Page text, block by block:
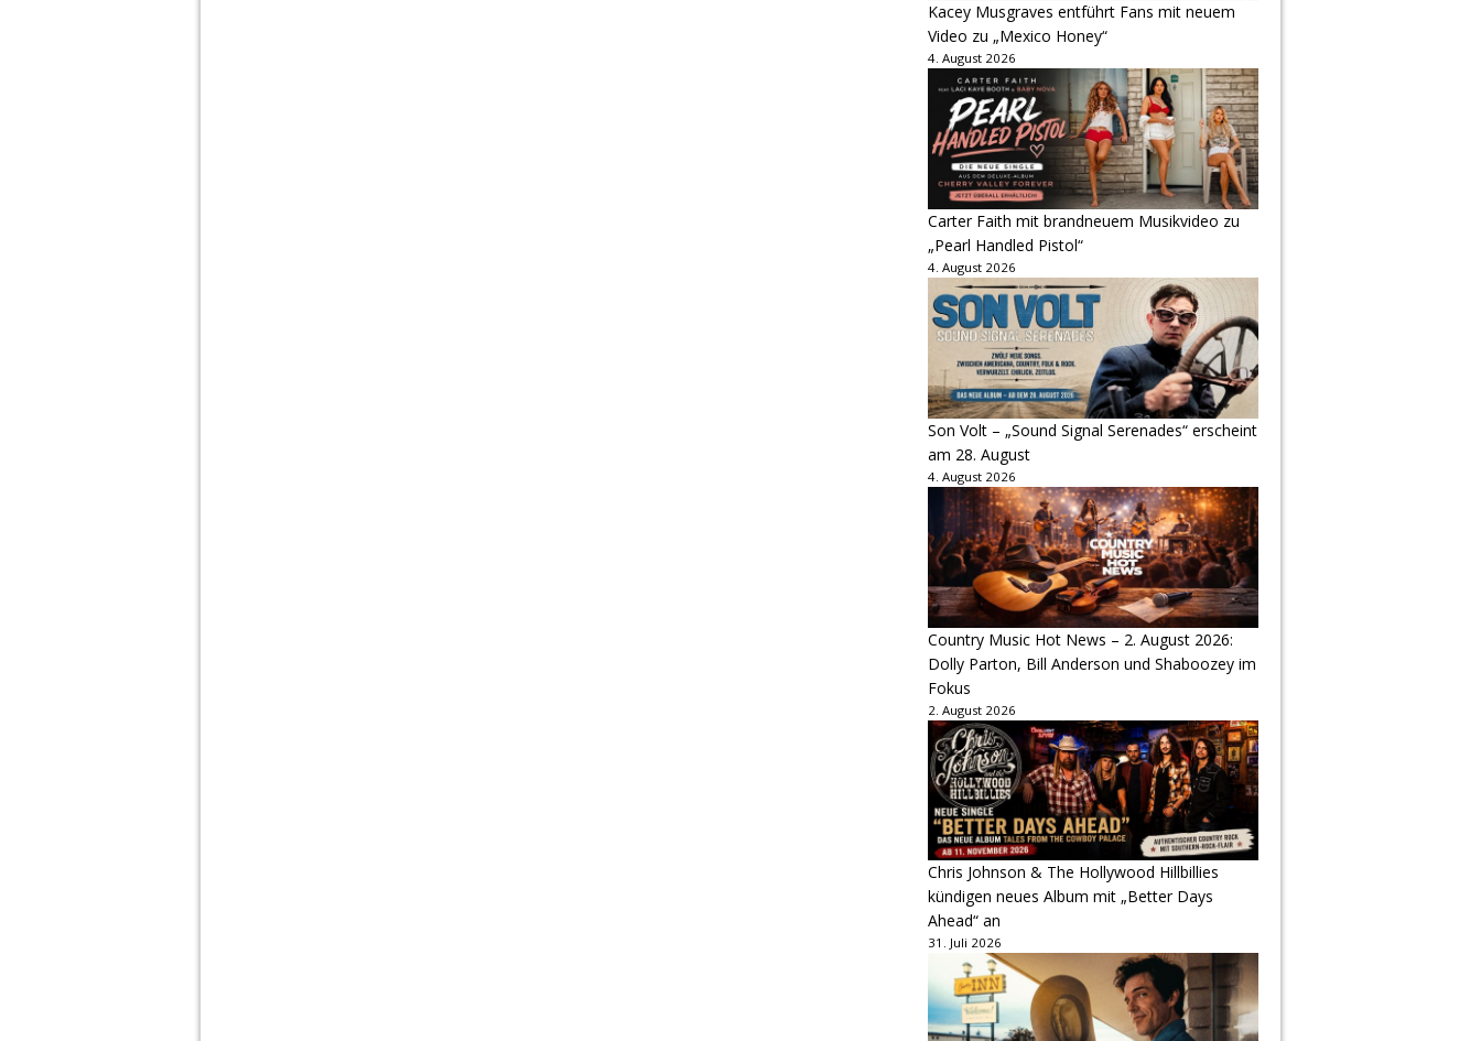
Kacey Musgraves entführt Fans mit neuem
Video zu „Mexico Honey“
4. August 2026
Carter Faith mit brandneuem Musikvideo zu
„Pearl Handled Pistol“
4. August 2026
Son Volt – „Sound Signal Serenades“ erscheint
am 28. August
4. August 2026
Country Music Hot News – 2. August 2026:
Dolly Parton, Bill Anderson und Shaboozey im
Fokus
2. August 2026
Chris Johnson & The Hollywood Hillbillies
kündigen neues Album mit „Better Days
Ahead“ an
31. Juli 2026